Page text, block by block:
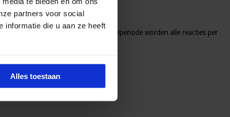
partners voor social
informatie die u aan ze heeft
Alles toestaan
2025. Na afloop van de consultatieperiode worden alle reacties per